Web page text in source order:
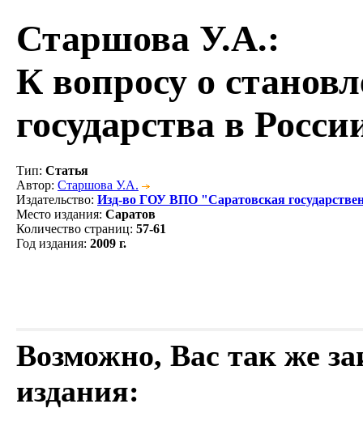
Старшова У.А.:
К вопросу о
государства в
Тип: Статья
Автор: Старшова У.А.
Издательство: Изд-во ГОУ ВПО "Саратовская
Место издания: Саратов
Количество страниц: 57-61
Год издания: 2009 г.
Возможно, Вас так же
издания: